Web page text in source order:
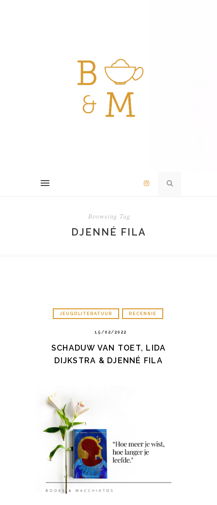
Browsing Tag
DJENNÉ FILA
JEUGDLITERATUUR RECENSIE
15/02/2022
SCHADUW VAN TOET, LIDA
DIJKSTRA & DJENNÉ FILA